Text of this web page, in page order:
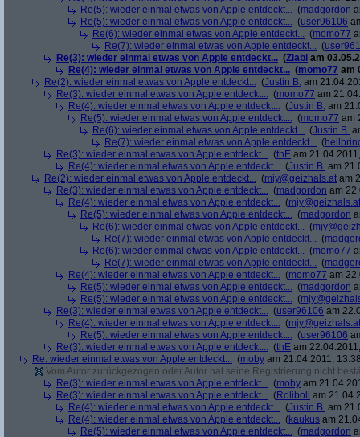
Re(5): wieder einmal etwas von Apple entdeckt... (madgordon
Re(5): wieder einmal etwas von Apple entdeckt... (user96106
Re(6): wieder einmal etwas von Apple entdeckt... (momo77
Re(7): wieder einmal etwas von Apple entdeckt... (
Re(3): wieder einmal etwas von Apple entdeckt... (Zlabi am
Re(4): wieder einmal etwas von Apple entdeckt... (momo77 am
Re(2): wieder einmal etwas von Apple entdeckt... (Justin B. am
Re(3): wieder einmal etwas von Apple entdeckt... (momo77 am
Re(4): wieder einmal etwas von Apple entdeckt... (Justin B. am
Re(5): wieder einmal etwas von Apple entdeckt... (momo77 am
Re(6): wieder einmal etwas von Apple entdeckt... (Justin B.
Re(7): wieder einmal etwas von Apple entdeckt... (
Re(3): wieder einmal etwas von Apple entdeckt... (thE am
Re(4): wieder einmal etwas von Apple entdeckt... (Justin B. am
Re(2): wieder einmal etwas von Apple entdeckt... (mjy@geizhals.at am
Re(3): wieder einmal etwas von Apple entdeckt... (madgordon am
Re(4): wieder einmal etwas von Apple entdeckt... (mjy@geizhals.at
Re(5): wieder einmal etwas von Apple entdeckt... (madgordon
Re(6): wieder einmal etwas von Apple entdeckt... (
Re(7): wieder einmal etwas von Apple entdeckt... (
Re(6): wieder einmal etwas von Apple entdeckt... (momo77
Re(7): wieder einmal etwas von Apple entdeckt... (
Re(4): wieder einmal etwas von Apple entdeckt... (momo77 am
Re(5): wieder einmal etwas von Apple entdeckt... (madgordon
Re(5): wieder einmal etwas von Apple entdeckt... (
Re(3): wieder einmal etwas von Apple entdeckt... (user96106 am
Re(4): wieder einmal etwas von Apple entdeckt... (mjy@geizhals.at
Re(5): wieder einmal etwas von Apple entdeckt... (user96106
Re(3): wieder einmal etwas von Apple entdeckt... (thE am
Re: wieder einmal etwas von Apple entdeckt... (moby am 21.04.2011,
Vom Autor zurückgezogen oder Autor hat seine Registrierung nicht
Re(3): wieder einmal etwas von Apple entdeckt... (moby am
Re(3): wieder einmal etwas von Apple entdeckt... (Roliboli am
Re(4): wieder einmal etwas von Apple entdeckt... (Justin B. am
Re(4): wieder einmal etwas von Apple entdeckt... (kaukus am
Re(5): wieder einmal etwas von Apple entdeckt... (madgordon